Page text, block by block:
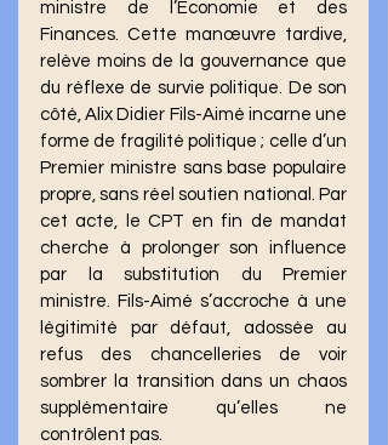
ministre de l’Économie et des
Finances. Cette manœuvre tardive,
relève moins de la gouvernance que
du réflexe de survie politique. De son
côté, Alix Didier Fils-Aimé incarne une
forme de fragilité politique ; celle d’un
Premier ministre sans base populaire
propre, sans réel soutien national. Par
cet acte, le CPT en fin de mandat
cherche à prolonger son influence
par la substitution du Premier
ministre. Fils-Aimé s’accroche à une
légitimité par défaut, adossée au
refus des chancelleries de voir
sombrer la transition dans un chaos
supplémentaire qu’elles ne
contrôlent pas.